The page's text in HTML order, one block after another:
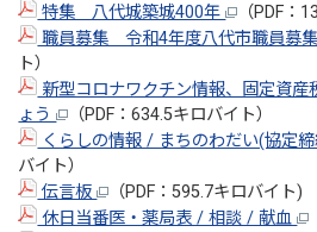
特集 八代城築城400年
（PDF：
職員募集 令和4年度八代市職員募
ト）
新型コロナワクチン情報、固定資産
ょう
（PDF：634.5キロバイト）
くらしの情報 / まちのわだい(協定
バイト）
伝言板
（PDF：595.7キロバイト)
休日当番医・薬局表 / 相談 / 献血